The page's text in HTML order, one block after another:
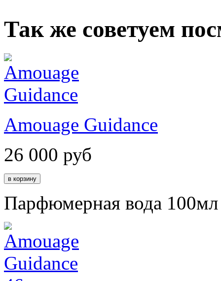
Так же советуем
Amouage Guidance
26 000 руб
Парфюмерная вода 100мл